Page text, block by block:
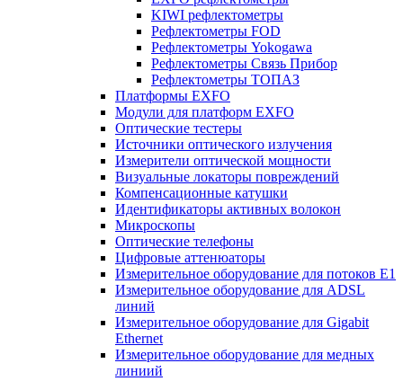
KIWI рефлектометры
Рефлектометры FOD
Рефлектометры Yokogawa
Рефлектометры Связь Прибор
Рефлектометры ТОПАЗ
Платформы EXFO
Модули для платформ EXFO
Оптические тестеры
Источники оптического излучения
Измерители оптической мощности
Визуальные локаторы повреждений
Компенсационные катушки
Идентификаторы активных волокон
Микроскопы
Оптические телефоны
Цифровые аттенюаторы
Измерительное оборудование для потоков Е1
Измерительное оборудование для ADSL
линий
Измерительное оборудование для Gigabit
Ethernet
Измерительное оборудование для медных
линиий